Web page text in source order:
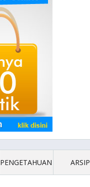
PENGETAHUAN ARSIP